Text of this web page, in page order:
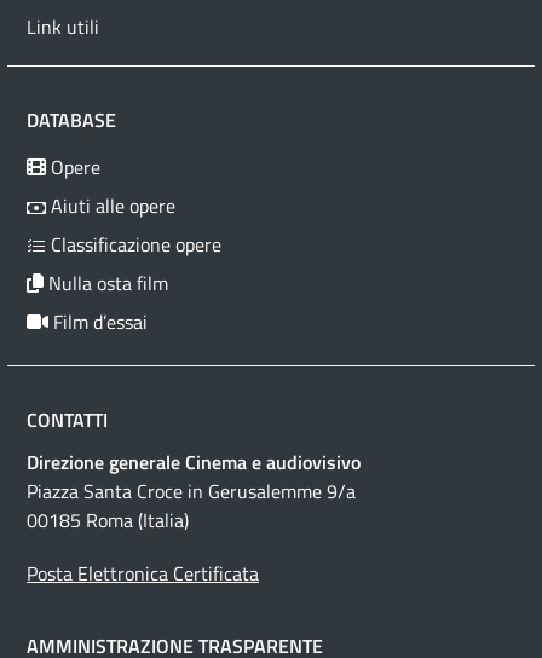
Link utili
DATABASE
Opere
Aiuti alle opere
Classificazione opere
Nulla osta film
Film d’essai
CONTATTI
Direzione generale Cinema e audiovisivo
Piazza Santa Croce in Gerusalemme 9/a
00185 Roma (Italia)
Posta Elettronica Certificata
AMMINISTRAZIONE TRASPARENTE